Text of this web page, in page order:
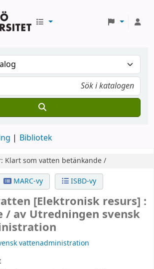
Bibliotek
Klart som vatten betänkande /
MARC-vy ISBD-vy
[Elektronisk resurs] :
/ av Utredningen svensk
vattenadministration